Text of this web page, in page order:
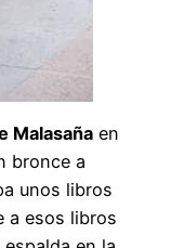
Malasaña en
bronce a
unos libros
a esos libros